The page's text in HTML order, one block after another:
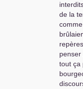
de la
tout ça